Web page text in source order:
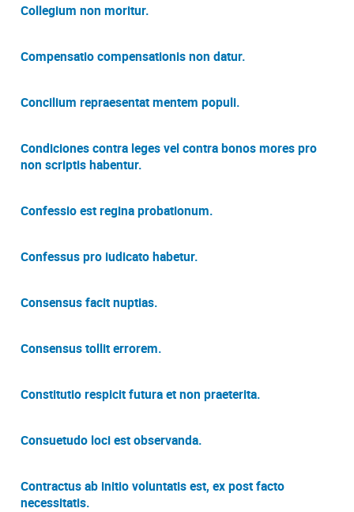
Collegium non moritur.
Compensatio compensationis non datur.
Concilium repraesentat mentem populi.
Condiciones contra leges vel contra bonos mores pro
non scriptis habentur.
Confessio est regina probationum.
Confessus pro iudicato habetur.
Consensus facit nuptias.
Consensus tollit errorem.
Constitutio respicit futura et non praeterita.
Consuetudo loci est observanda.
Contractus ab initio voluntatis est, ex post facto
necessitatis.